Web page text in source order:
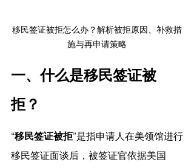
移民签证被拒怎么办？解析被拒原因、补救措
施与再申请策略
一、什么是移民签证被
拒？
“移民签证被拒”是指申请人在美领馆进行
移民签证面谈后，被签证官依据美国